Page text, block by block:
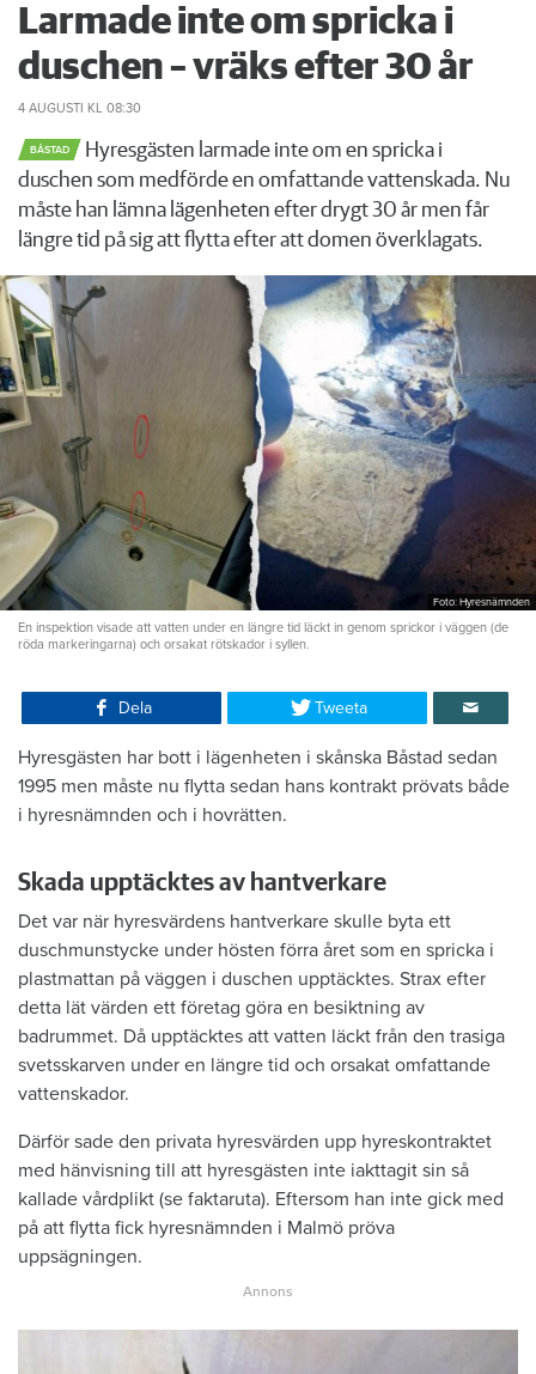
Larmade inte om spricka i
duschen – vräks efter 30 år
4 AUGUSTI KL 08:30
BÅSTAD
Hyresgästen larmade inte om en spricka i
duschen som medförde en omfattande vattenskada. Nu
måste han lämna lägenheten efter drygt 30 år men får
längre tid på sig att flytta efter att domen överklagats.
Foto: Hyresnämnden
En inspektion visade att vatten under en längre tid läckt in genom sprickor i väggen (de
röda markeringarna) och orsakat rötskador i syllen.
Dela Tweeta
Hyresgästen har bott i lägenheten i skånska Båstad sedan
1995 men måste nu flytta sedan hans kontrakt prövats både
i hyresnämnden och i hovrätten.
Skada upptäcktes av hantverkare
Det var när hyresvärdens hantverkare skulle byta ett
duschmunstycke under hösten förra året som en spricka i
plastmattan på väggen i duschen upptäcktes. Strax efter
detta lät värden ett företag göra en besiktning av
badrummet. Då upptäcktes att vatten läckt från den trasiga
svetsskarven under en längre tid och orsakat omfattande
vattenskador.
Därför sade den privata hyresvärden upp hyreskontraktet
med hänvisning till att hyresgästen inte iakttagit sin så
kallade vårdplikt (se faktaruta). Eftersom han inte gick med
på att flytta fick hyresnämnden i Malmö pröva
uppsägningen.